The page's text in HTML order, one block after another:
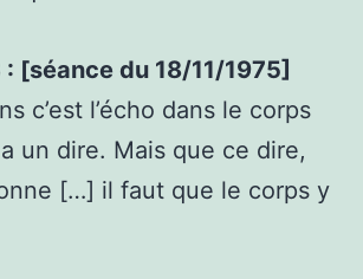
[séance du 18/11/1975]
c’est l’écho dans le corps
un dire. Mais que ce dire,
[…] il faut que le corps y